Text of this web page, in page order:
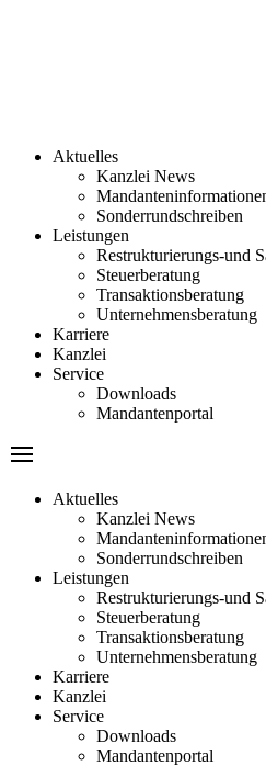
Aktuelles
Kanzlei News
Sonderrundschreiben
Leistungen
Restrukturierungs-und
Steuerberatung
Transaktionsberatung
Unternehmensberatung
Karriere
Kanzlei
Service
Downloads
Mandantenportal
Aktuelles
Kanzlei News
Sonderrundschreiben
Leistungen
Restrukturierungs-und
Steuerberatung
Transaktionsberatung
Unternehmensberatung
Karriere
Kanzlei
Service
Downloads
Mandantenportal